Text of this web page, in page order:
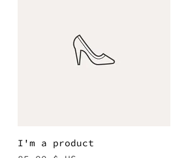
I'm a product